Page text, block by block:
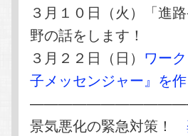
３月１０日（火）「進
野の話をします！
３月２２日（日） ワー
子メッセンジャー』を作
景気悪化の緊急対策！